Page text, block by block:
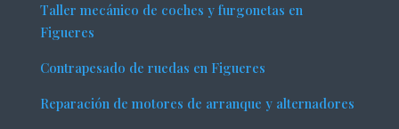
Taller mecánico de coches y furgonetas en
Figueres
Contrapesado de ruedas en Figueres
Reparación de motores de arranque y alternadores